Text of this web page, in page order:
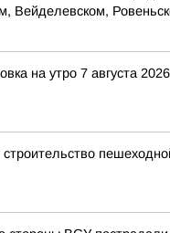
Вейделевском,
на утро 7 августа